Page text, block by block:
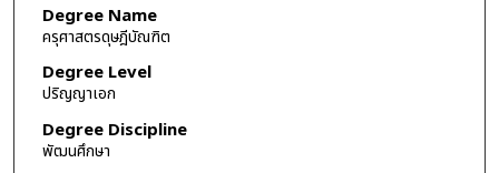
Degree Name
ครุศาสตรดุษฎีบัณฑิต
Degree Level
ปริญญาเอก
Degree Discipline
พัฒนศึกษา